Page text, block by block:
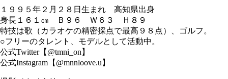
１９９５年２月２８日生まれ 高知県出身
身長１６１㎝ Ｂ９６ Ｗ６３ Ｈ８９
特技は歌（カラオケの精密採点で最高９８点）、ゴルフ。
○フリーのタレント、モデルとして活動中。
公式Twitter【@tmni_on】
公式Instagram【@mnnloove.u】